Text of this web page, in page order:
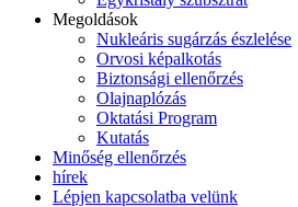
Megoldások
Nukleáris sugárzás észlelése
Orvosi képalkotás
Biztonsági ellenőrzés
Olajnaplózás
Oktatási Program
Kutatás
Minőség ellenőrzés
hírek
Lépjen kapcsolatba velünk